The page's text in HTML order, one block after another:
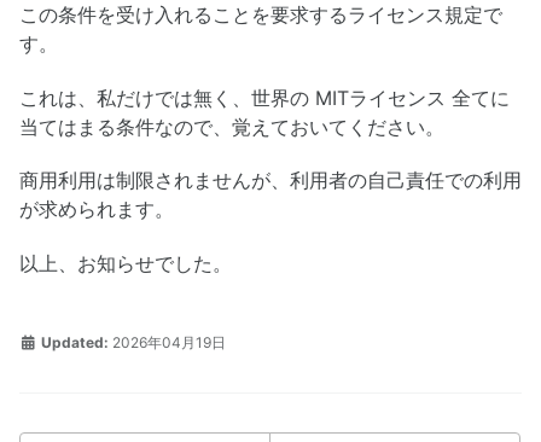
この条件を受け入れることを要求するライセンス規定で
す。
これは、私だけでは無く、世界の MITライセンス 全てに
当てはまる条件なので、覚えておいてください。
商用利用は制限されませんが、利用者の自己責任での利用
が求められます。
以上、お知らせでした。
Updated: 2026年04月19日